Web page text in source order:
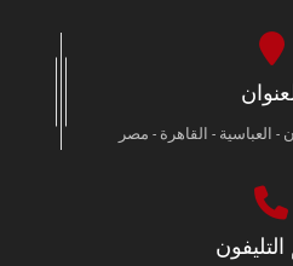
- العباسية - القاهرة - مصر